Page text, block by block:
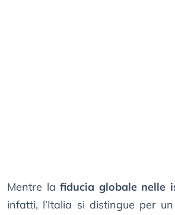
Mentre la fiducia globale nelle
infatti, l’Italia si distingue per un